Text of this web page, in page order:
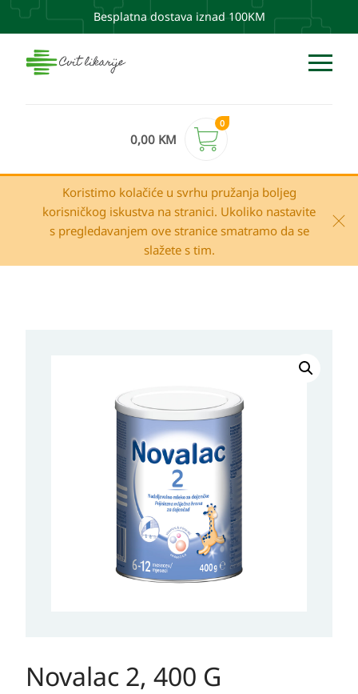
Besplatna dostava iznad 100KM
0,00 KM
0
Koristimo kolačiće u svrhu pružanja boljeg
korisničkog iskustva na stranici. Ukoliko nastavite
s pregledavanjem ove stranice smatramo da se
slažete s tim.
Novalac 2, 400 G